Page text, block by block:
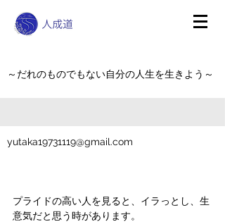
～だれのものでもない自分の人生を生きよう～
yutaka19731119@gmail.com
プライドの高い人を見ると、イラっとし、生
意気だと思う時があります。